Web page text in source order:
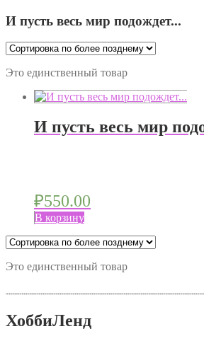
И пусть весь мир подождет...
Это единственный товар
И пусть весь мир
₽550.00
В корзину
Это единственный товар
ХоббиЛенд